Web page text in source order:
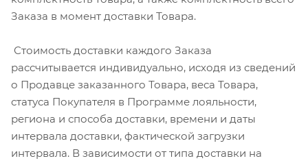
Заказа в момент доставки Товара.
Стоимость доставки каждого Заказа
рассчитывается индивидуально, исходя из сведений
о Продавце заказанного Товара, веса Товара,
статуса Покупателя в Программе лояльности,
региона и способа доставки, времени и даты
интервала доставки, фактической загрузки
интервала. В зависимости от типа доставки на